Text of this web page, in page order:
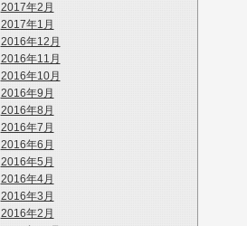
2017年2月
2017年1月
2016年12月
2016年11月
2016年10月
2016年9月
2016年8月
2016年7月
2016年6月
2016年5月
2016年4月
2016年3月
2016年2月